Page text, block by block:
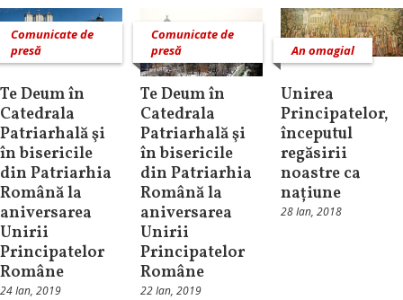
Comunicate de
presă
Te Deum în
Catedrala
Patriarhală şi
în bisericile
din Patriarhia
Română la
aniversarea
Unirii
Principatelor
Române
24 Ian, 2019
Comunicate de
presă
Te Deum în
Catedrala
Patriarhală şi
în bisericile
din Patriarhia
Română la
aniversarea
Unirii
Principatelor
Române
22 Ian, 2019
An omagial
Unirea
Principatelor,
începutul
regăsirii
noastre ca
națiune
28 Ian, 2018